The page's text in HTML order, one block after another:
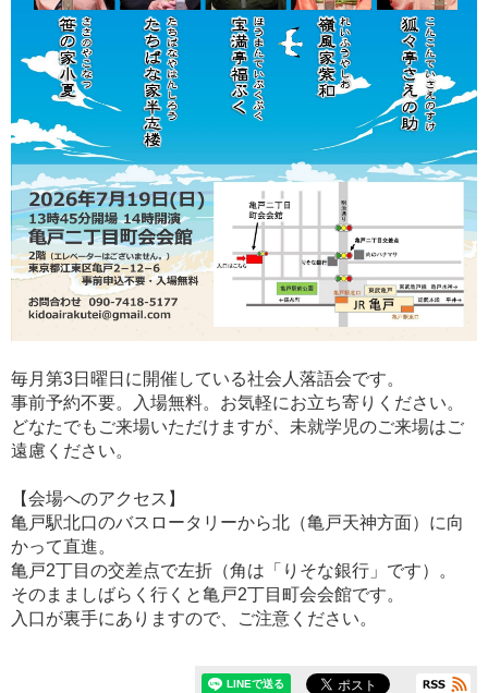
毎月第3日曜日に開催している社会人落語会です。
事前予約不要。入場無料。お気軽にお立ち寄りください。
どなたでもご来場いただけますが、未就学児のご来場はご
遠慮ください。
【会場へのアクセス】
亀戸駅北口のバスロータリーから北（亀戸天神方面）に向
かって直進。
亀戸2丁目の交差点で左折（角は「りそな銀行」です）。
そのまましばらく行くと亀戸2丁目町会会館です。
入口が裏手にありますので、ご注意ください。